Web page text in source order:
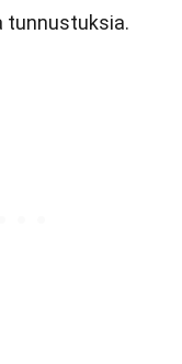
tunnustuksia.